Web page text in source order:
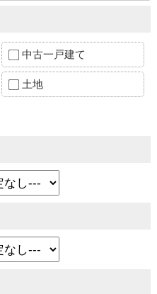
中古一戸建て
土地